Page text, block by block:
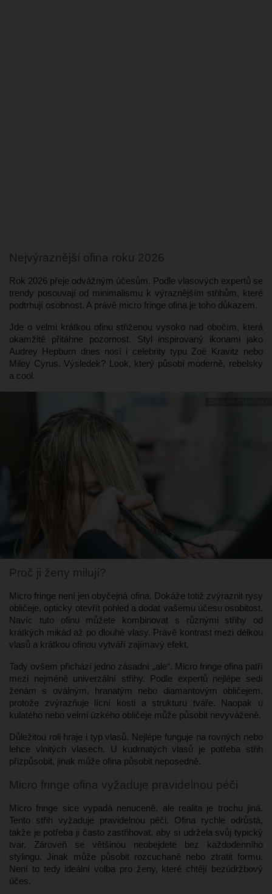
Nejvýraznější ofina roku 2026
Rok 2026 přeje odvážným účesům. Podle vlasových expertů se
trendy posouvají od minimalismu k výraznějším střihům, které
podtrhují osobnost. A právě micro fringe ofina je toho důkazem.
Jde o velmi krátkou ofinu střiženou vysoko nad obočím, která
okamžitě přitáhne pozornost. Styl inspirovaný ikonami jako
Audrey Hepburn dnes nosí i celebrity typu Zoë Kravitz nebo
Miley Cyrus. Výsledek? Look, který působí moderně, rebelsky
a cool.
Proč ji ženy milují?
Micro fringe není jen obyčejná ofina. Dokáže totiž zvýraznit rysy
obličeje, opticky otevřít pohled a dodat vašemu účesu osobitost.
Navíc tuto ofinu můžete kombinovat s různými střihy od
krátkých mikád až po dlouhé vlasy. Právě kontrast mezi délkou
vlasů a krátkou ofinou vytváří zajímavý efekt.
Tady ovšem přichází jedno zásadní „ale“. Micro fringe ofina patří
mezi nejméně univerzální střihy. Podle expertů nejlépe sedí
ženám s oválným, hranatým nebo diamantovým obličejem,
protože zvýrazňuje lícní kosti a strukturu tváře. Naopak u
kulatého nebo velmi úzkého obličeje může působit nevyváženě.
Důležitou roli hraje i typ vlasů. Nejlépe funguje na rovných nebo
lehce vlnitých vlasech. U kudrnatých vlasů je potřeba střih
přizpůsobit, jinak může ofina působit neposedně.
Micro fringe ofina vyžaduje pravidelnou péči
Micro fringe sice vypadá nenuceně, ale realita je trochu jiná.
Tento střih vyžaduje pravidelnou péči. Ofina rychle odrůstá,
takže je potřeba ji často zastřihovat, aby si udržela svůj typický
tvar. Zároveň se většinou neobejdete bez každodenního
stylingu. Jinak může působit rozcuchaně nebo ztratit formu.
Není to tedy ideální volba pro ženy, které chtějí bezúdržbový
účes.